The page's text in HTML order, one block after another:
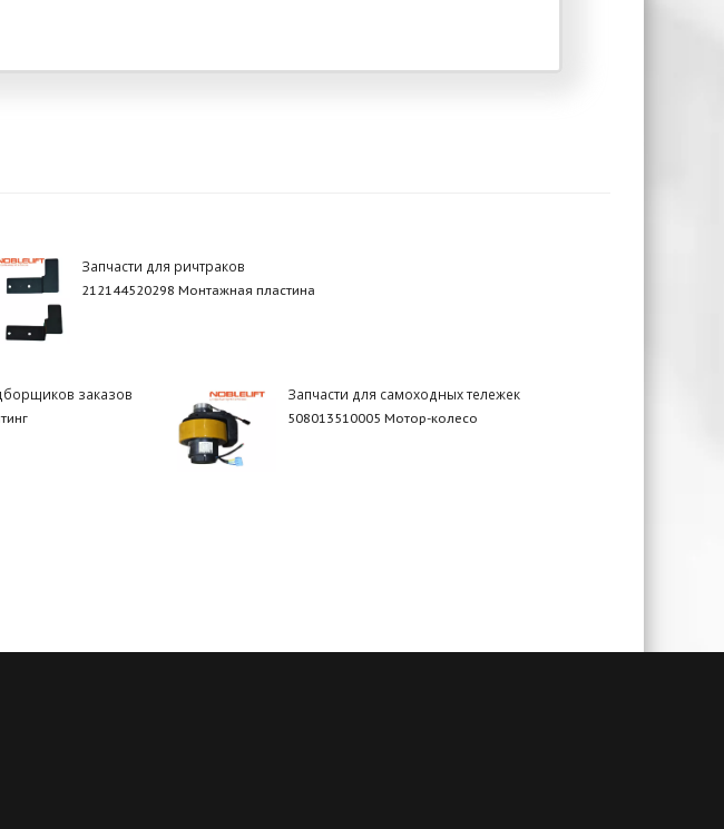
Запчасти для ричтраков
212144520298 Монтажная пластина
заказов Запчасти для самоходных тележек
508013510005 Мотор-колесо